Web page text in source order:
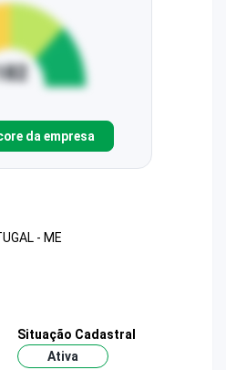
da empresa
- ME
Situação Cadastral
Ativa